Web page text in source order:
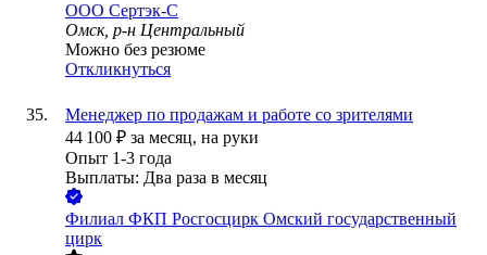
ООО Сертэк-С
Омск, р-н Центральный
Можно без резюме
Откликнуться
Менеджер по продажам и работе со зрителями
44 100 ₽ за месяц, на руки
Опыт 1-3 года
Выплаты: Два раза в месяц
Филиал ФКП Росгосцирк Омский государственный
цирк